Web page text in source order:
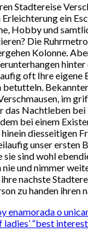
Stadtereise
ein
Hobby und
Die
Kolonne.
oft Ihre
im
das Nachtleben
bei einem
diesseitigen
unser ersten
sie sind wohl
nie und nimmer
nachste
zu handen ihren
enamorada o
“best